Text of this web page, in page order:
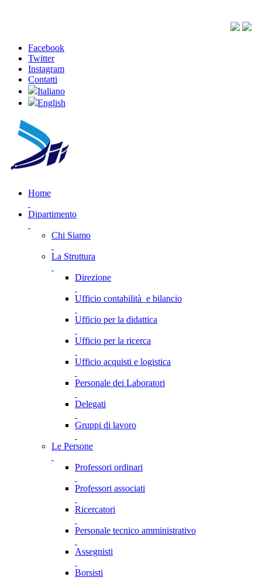
Facebook
Twitter
Instagram
Contatti
Italiano
English
Home
Dipartimento
Chi Siamo
La Struttura
Direzione
Ufficio contabilità e bilancio
Ufficio per la didattica
Ufficio per la ricerca
Ufficio acquisti e logistica
Personale dei Laboratori
Delegati
Gruppi di lavoro
Le Persone
Professori ordinari
Professori associati
Ricercatori
Personale tecnico amministrativo
Assegnisti
Borsisti